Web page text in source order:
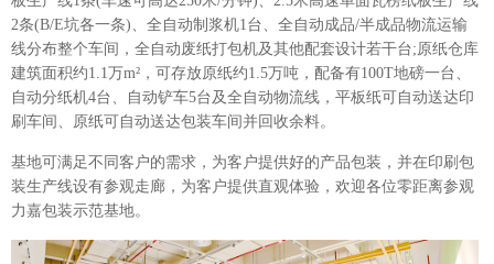
2条(B/E坑各一条)、全自动制浆机1台、全自动成品/半成品物流运输
线分布整个车间，全自动废纸打包机及其他配套设计若干台;原纸仓库
建筑面积约1.1万m²，可存放原纸约1.5万吨，配备有100T地磅一台、
自动分纸机4台、自动铲车5台及全自动物流线，平板纸可自动送达印
刷车间、原纸可自动送达包装车间并回收余料。
基地可满足不同客户的需求，为客户提供好的产品包装，并在印刷包
装生产线设有参观走廊，为客户提供直观体验，欢迎各位零距离参观
力嘉包装示范基地。